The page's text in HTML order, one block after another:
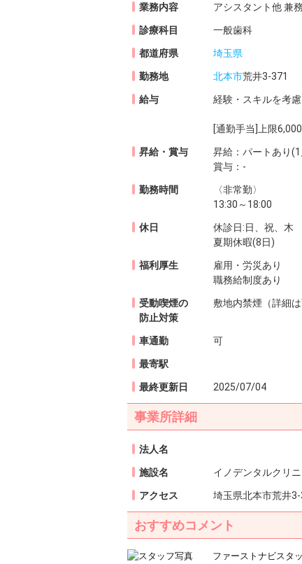
業務内容 アシスタント他 兼
診療科目 一般歯科
都道府県 埼玉県
勤務地 北本市荒井3-371
給与 経験・スキルを考
[通勤手当]上限
昇給・賞与
昇給：パートあり
賞与：-
勤務時間
〈非常勤〉
13:30～18:00
休日
休診日:日、祝、木
夏期休暇(8日)
福利厚生
雇用・労災あり
職務給制度あり
受動喫煙の
防止対策
敷地内禁煙（詳細
車通勤 可
最寄駅
最終更新日 2025/07/04
事業所詳細
法人名
施設名 イノデンタルクリ
アクセス 埼玉県北本市荒井3-
おすすめコメント
ファーストナビスタ